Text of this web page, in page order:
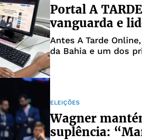
Portal A
vanguarda e
Antes A Tarde
da Bahia e um dos
ELEIÇÕES
Wagner
suplência: